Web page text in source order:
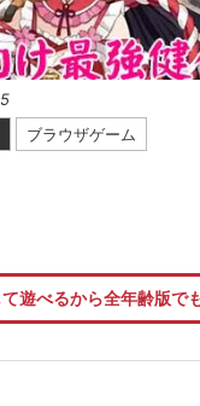
ブラウザゲーム
遊べるから全年齢版で